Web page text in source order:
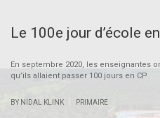
Le 100e jour d’école
En septembre 2020, les enseignantes
qu’ils allaient passer 100 jours en CP
BY NIDAL KLINK PRIMAIRE